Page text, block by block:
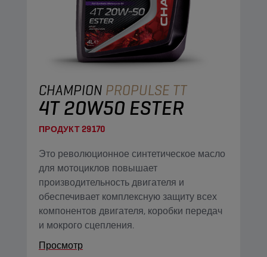
CHAMPION PROPULSE TT
4T 20W50 ESTER
ПРОДУКТ29170
Это революционное синтетическое масло
для мотоциклов повышает
производительность двигателя и
обеспечивает комплексную защиту всех
компонентов двигателя, коробки передач
и мокрого сцепления.
Просмотр